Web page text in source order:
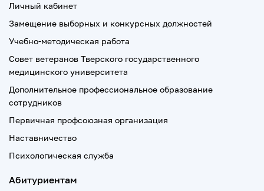
Личный кабинет
Замещение выборных и конкурсных должностей
Учебно-методическая работа
Совет ветеранов Тверского государственного
медицинского университета
Дополнительное профессиональное образование
сотрудников
Первичная профсоюзная организация
Наставничество
Психологическая служба
Абитуриентам